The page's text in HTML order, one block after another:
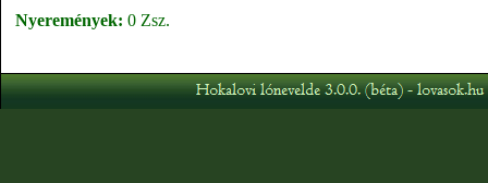
Nyeremények: 0 Zsz.